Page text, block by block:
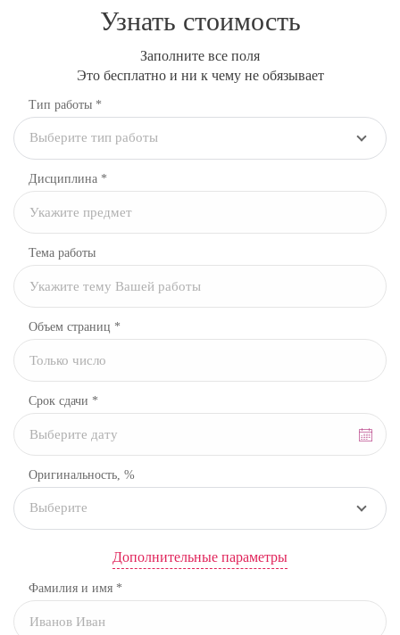
Узнать стоимость
Заполните все поля
Это бесплатно и ни к чему не обязывает
Тип работы *
Выберите тип работы
Дисциплина *
Тема работы
Объем страниц *
Срок сдачи *
Оригинальность, %
Выберите
Дополнительные параметры
Фамилия и имя *